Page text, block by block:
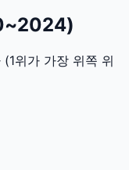
위가 가장 위쪽 위